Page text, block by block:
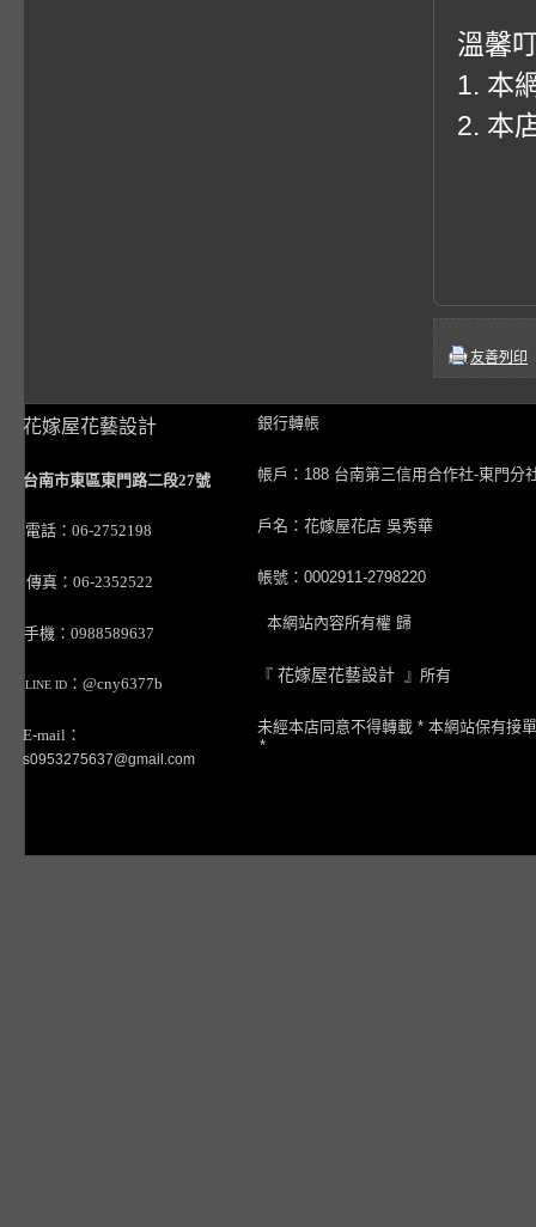
溫馨
1. 本
2. 本
友善列印
花嫁屋花藝設計
台南市東區東門路二段27號
電話：06-2752198
傳真：06-2352522
手機：0988589637
LINE ID ：@cny6377b
E-mail：
s0953275637@gmail.com
銀行轉帳
帳戶：188 台南第三信用合作社-東門分
戶名：花嫁屋花店 吳秀華
帳號：0002911-2798220
本網站內容所有權 歸
『 花嫁屋花藝設計 』所有
未經本店同意不得轉載 * 本網站保有接
*